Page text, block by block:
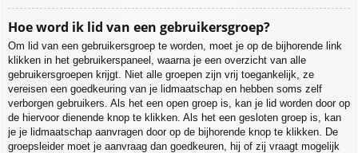
Hoe word ik lid van een gebruikersgroep?
Om lid van een gebruikersgroep te worden, moet je op de bijhorende link
klikken in het gebruikerspaneel, waarna je een overzicht van alle
gebruikersgroepen krijgt. Niet alle groepen zijn vrij toegankelijk, ze
vereisen een goedkeuring van je lidmaatschap en hebben soms zelf
verborgen gebruikers. Als het een open groep is, kan je lid worden door op
de hiervoor dienende knop te klikken. Als het een gesloten groep is, kan
je je lidmaatschap aanvragen door op de bijhorende knop te klikken. De
groepsleider moet je aanvraag dan goedkeuren, hij of zij vraagt mogelijk